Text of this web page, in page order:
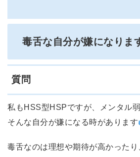
毒舌な自分が嫌になりま
質問
私もHSS型HSPですが、メンタル
そんな自分が嫌になる時があります
毒舌なのは理想や期待が高かった